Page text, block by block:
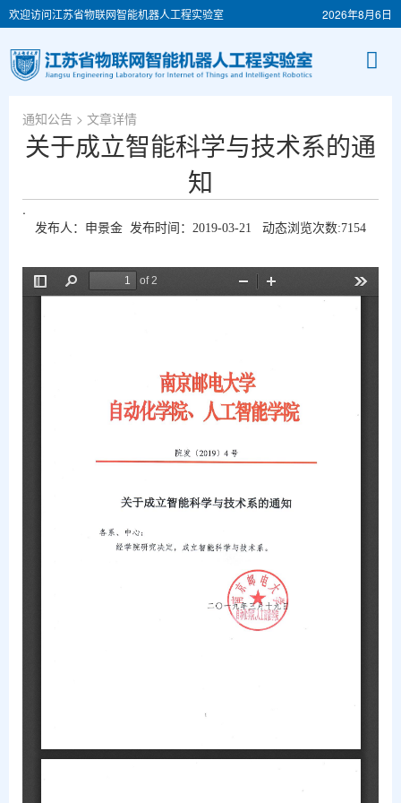
欢迎访问江苏省物联网智能机器人工程实验室 2026年8月6日
通知公告 > 文章详情
关于成立智能科学与技术系的通
知
.
发布人：申景金 发布时间：2019-03-21 动态浏览次数:7154